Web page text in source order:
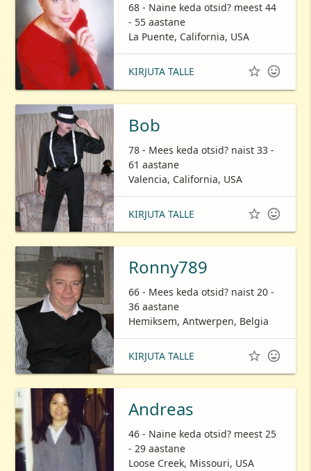
68 - Naine keda otsid? meest 44
- 55 aastane
La Puente, California, USA
KIRJUTA TALLE  
Bob
78 - Mees keda otsid? naist 33 -
61 aastane
Valencia, California, USA
KIRJUTA TALLE  
Ronny789
66 - Mees keda otsid? naist 20 -
36 aastane
Hemiksem, Antwerpen, Belgia
KIRJUTA TALLE  
Andreas
46 - Naine keda otsid? meest 25
- 29 aastane
Loose Creek, Missouri, USA